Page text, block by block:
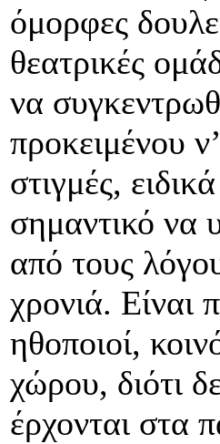
όμορφες
θεατρικές
να
προκειμένου
στιγμές,
σημαντικό να
από τους
χρονιά. Είναι
ηθοποιοί,
χώρου, διότι
έρχονται στα